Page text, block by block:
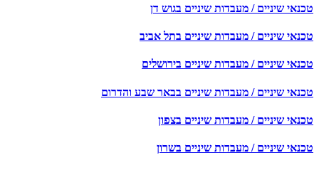
טכנאי שיניים / מעבדות שיניים בגוש דן
טכנאי שיניים / מעבדות שיניים בתל אביב
טכנאי שיניים / מעבדות שיניים בירושלים
טכנאי שיניים / מעבדות שיניים בבאר שבע והדרום
טכנאי שיניים / מעבדות שיניים בצפון
טכנאי שיניים / מעבדות שיניים בשרון